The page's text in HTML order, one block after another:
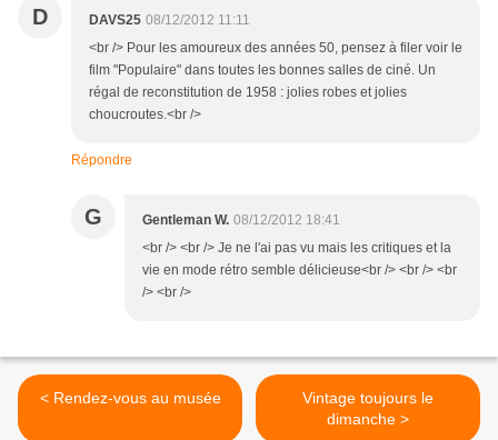
D DAVS25 08/12/2012 11:11
<br /> Pour les amoureux des années 50, pensez à filer voir le
film "Populaire" dans toutes les bonnes salles de ciné. Un
régal de reconstitution de 1958 : jolies robes et jolies
choucroutes.<br />
Répondre
G Gentleman W. 08/12/2012 18:41
<br /> <br /> Je ne l'ai pas vu mais les critiques et la
vie en mode rétro semble délicieuse<br /> <br /> <br
/> <br />
< Rendez-vous au musée
Vintage toujours le
dimanche >